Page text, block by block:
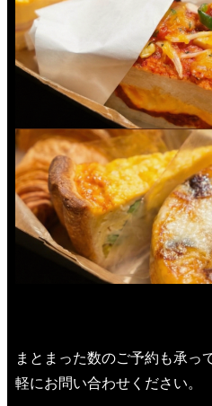
まとまった数のご予約も承っ
軽にお問い合わせください。